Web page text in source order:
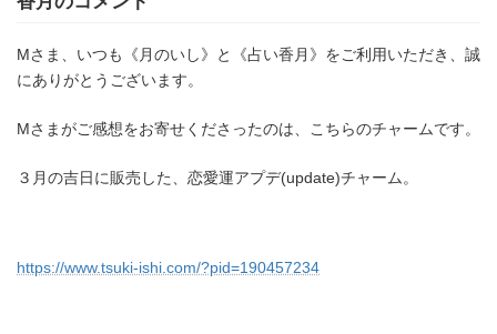
Mさま、いつも《月のいし》と《占い香月》をご利用いただき、誠
にありがとうございます。
Mさまがご感想をお寄せくださったのは、こちらのチャームです。
３月の吉日に販売した、恋愛運アプデ(update)チャーム。
https://www.tsuki-ishi.com/?pid=190457234